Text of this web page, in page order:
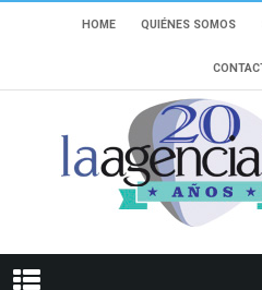
HOME QUIÉNES SOMOS